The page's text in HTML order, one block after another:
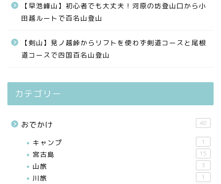
【早池峰山】初心者でも大丈夫！河原の坊登山口から小
田越ルートで百名山登山
【剣山】見ノ越峠からリフトを使わず剣道コースと尾根
道コースで四国百名山登山
カテゴリー
おでかけ 48
キャンプ 1
宮古島 15
山旅 3
川旅 1